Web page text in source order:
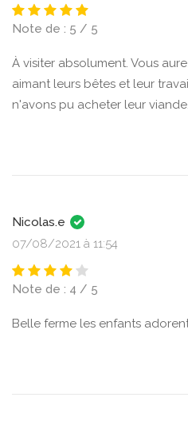
Note de : 5 / 5
À visiter absolument. Vous
aimant leurs bêtes et leur
n'avons pu acheter leur
Nicolas.e
07/08/2021 à 11:54
Note de : 4 / 5
Belle ferme les enfants